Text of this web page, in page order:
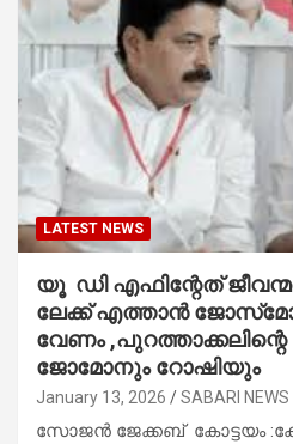
LATEST NEWS
യൂ ഡി എഫിന്റേത്
ലേക്ക് എത്താൻ
വേണം ,പുറത്താക്കലിന്റെ
ജോമോനും റോഷിയും
January 13, 2026 SABARI NEWS
സോജൻ ജേക്കബ് കോട്ടയം